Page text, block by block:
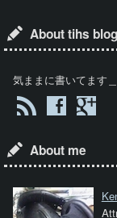
About tihs blog
気ままに書いてます
About me